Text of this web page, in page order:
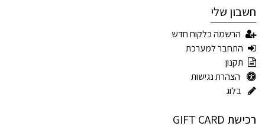
חשבון שלי
הרשמה כלקוח חדש
התחבר למערכת
תקנון
הצהרת נגישות
בלוג
רכישת GIFT CARD